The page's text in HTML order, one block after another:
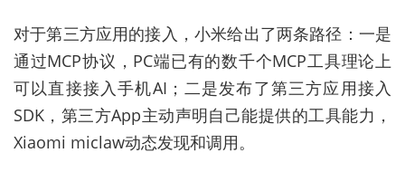
对于第三方应用的接入，小米给出了两条路径：一是
通过MCP协议，PC端已有的数千个MCP工具理论上
可以直接接入手机AI；二是发布了第三方应用接入
SDK，第三方App主动声明自己能提供的工具能力，
Xiaomi miclaw动态发现和调用。